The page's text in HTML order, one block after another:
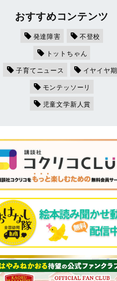
おすすめコンテンツ
発達障害
不登校
トットちゃん
子育てニュース
イヤイヤ期
モンテッソーリ
児童文学新人賞